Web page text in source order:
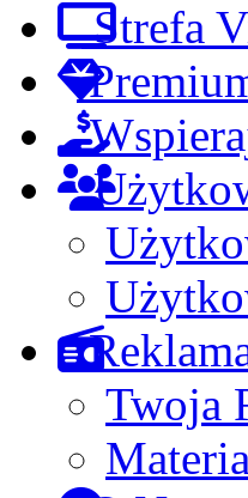
Strefa
Twoja